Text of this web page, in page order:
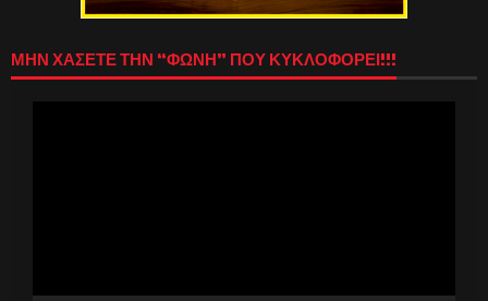
ΜΗΝ ΧΑΣΕΤΕ ΤΗΝ “ΦΩΝΗ” ΠΟΥ ΚΥΚΛΟΦΟΡΕΙ!!!